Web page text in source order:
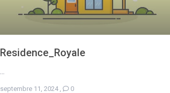
Residence_Royale
septembre 11, 2024, 0